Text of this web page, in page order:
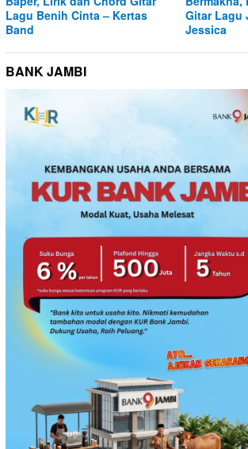
Lagu Benih Cinta – Kertas
Band
Gitar Lagu
Jessica
BANK JAMBI